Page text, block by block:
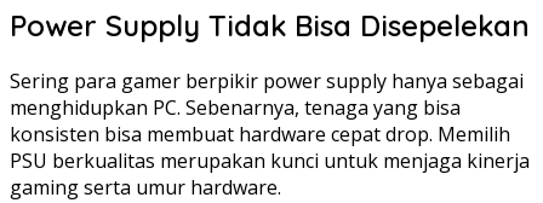
Power Supply Tidak Bisa Disepelekan
Sering para gamer berpikir power supply hanya sebagai
menghidupkan PC. Sebenarnya, tenaga yang bisa
konsisten bisa membuat hardware cepat drop. Memilih
PSU berkualitas merupakan kunci untuk menjaga kinerja
gaming serta umur hardware.